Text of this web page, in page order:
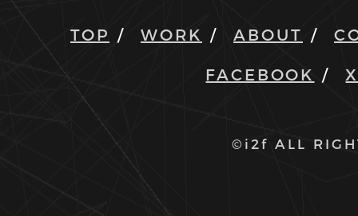
TOP WORK ABOUT
FACEBOOK
©i2f ALL